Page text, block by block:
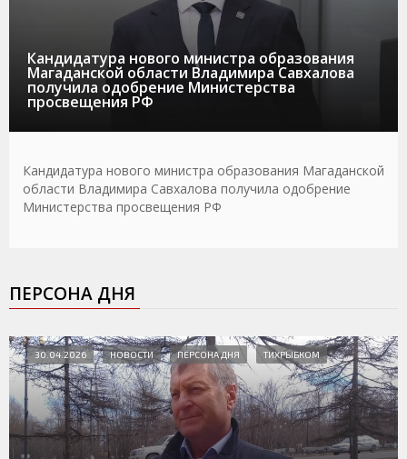
Кандидатура нового министра образования
Магаданской области Владимира Савхалова
получила одобрение Министерства
просвещения РФ
Кандидатура нового министра образования Магаданской
области Владимира Савхалова получила одобрение
Министерства просвещения РФ
ПЕРСОНА ДНЯ
30.04.2026 НОВОСТИ ПЕРСОНА ДНЯ ТИХРЫБКОМ